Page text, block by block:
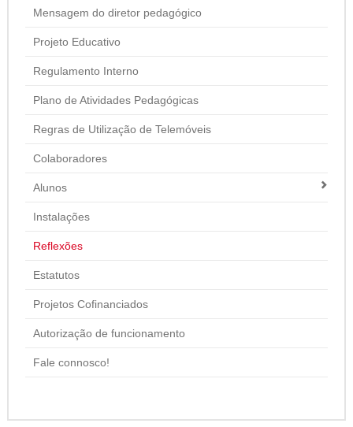
Mensagem do diretor pedagógico
Projeto Educativo
Regulamento Interno
Plano de Atividades Pedagógicas
Regras de Utilização de Telemóveis
Colaboradores
Alunos
Instalações
Reflexões
Estatutos
Projetos Cofinanciados
Autorização de funcionamento
Fale connosco!